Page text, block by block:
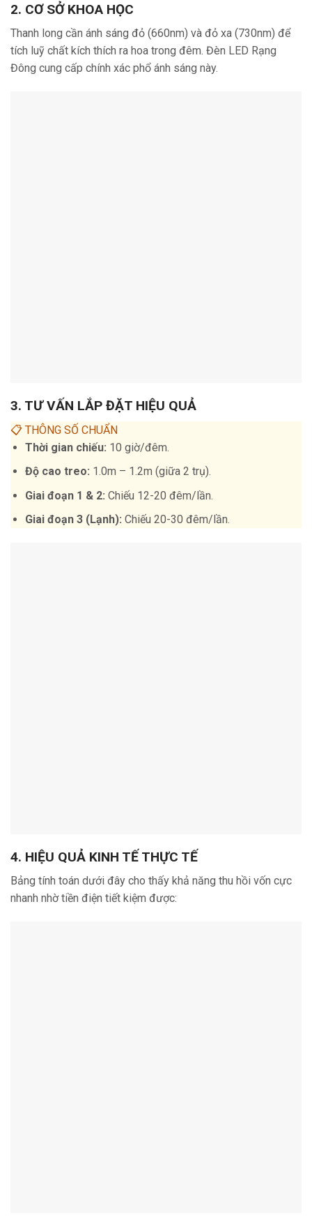
2. CƠ SỞ KHOA HỌC
Thanh long cần ánh sáng đỏ (660nm) và đỏ xa (730nm) để
tích luỹ chất kích thích ra hoa trong đêm. Đèn LED Rạng
Đông cung cấp chính xác phổ ánh sáng này.
3. TƯ VẤN LẮP ĐẶT HIỆU QUẢ
📋 THÔNG SỐ CHUẨN
Thời gian chiếu: 10 giờ/đêm.
Độ cao treo: 1.0m – 1.2m (giữa 2 trụ).
Giai đoạn 1 & 2: Chiếu 12-20 đêm/lần.
Giai đoạn 3 (Lạnh): Chiếu 20-30 đêm/lần.
4. HIỆU QUẢ KINH TẾ THỰC TẾ
Bảng tính toán dưới đây cho thấy khả năng thu hồi vốn cực
nhanh nhờ tiền điện tiết kiệm được: